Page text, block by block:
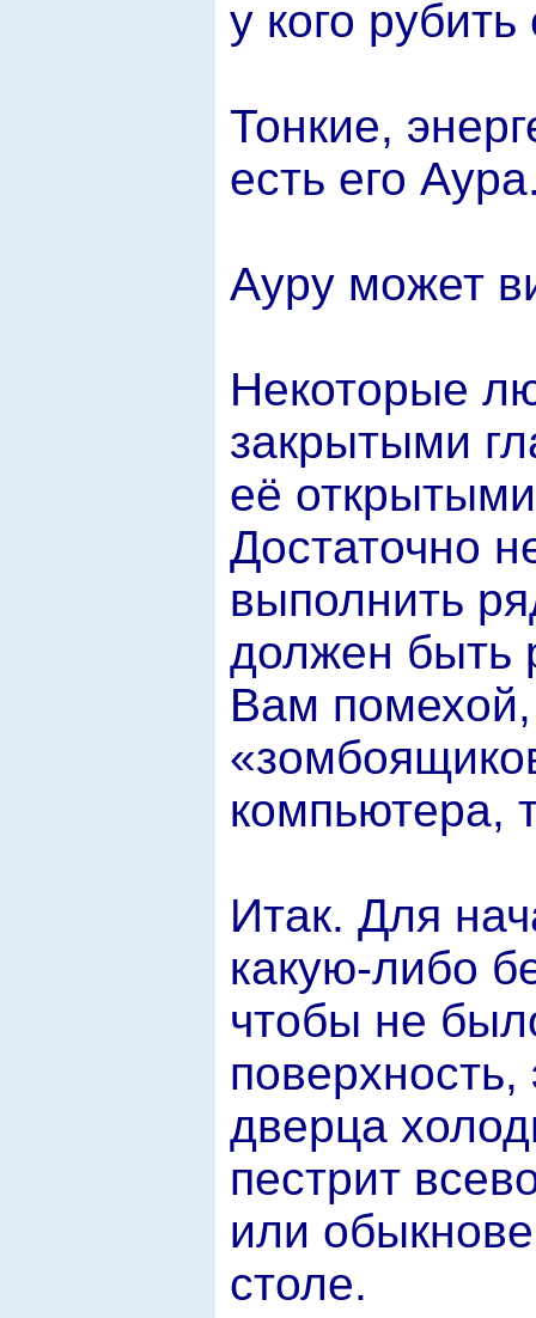
у кого
Тонкие,
есть его
Ауру может
Некоторые
закрытыми
её
Достаточно
выполнить
должен быть
Вам
компьютера,
Итак. Для
какую-либо
чтобы не
дверца
пестрит
или
столе.